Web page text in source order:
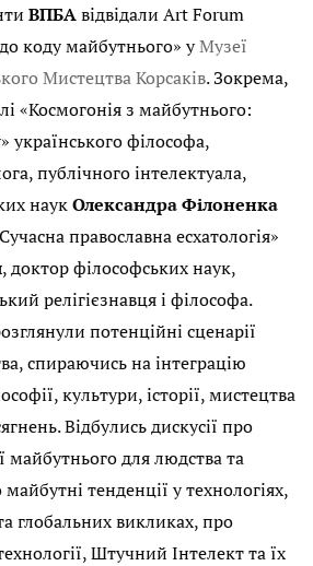
ВПБАвідвідали Art Forum
коду майбутнього» уМузеї
Мистецтва Корсаків. Зокрема,
«Космогонія з майбутнього:
українського філософа,
публічного інтелектуала,
наукОлександра Філоненка
православна есхатологія»
, доктор філософських наук,
релігієзнавця і філософа.
потенційні сценарії
спираючись на інтеграцію
культури, історії, мистецтва
Відбулись дискусії про
майбутнього для людства та
тенденції у технологіях,
глобальних викликах, про
Штучний Інтелект та їх